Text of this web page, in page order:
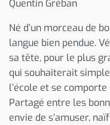
Quentin Gréban
Né d’un morceau de
langue bien pendue.
sa tête, pour le plus
qui souhaiterait
l’école et se
Partagé entre les
envie de s’amuser,